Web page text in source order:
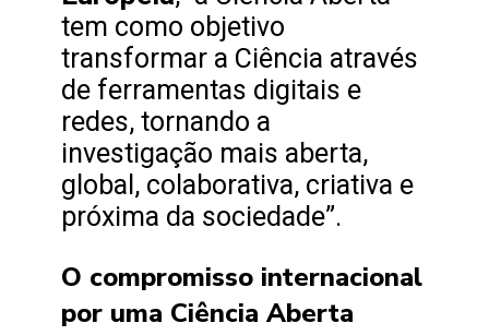
tem como objetivo
transformar a Ciência através
de ferramentas digitais e
redes, tornando a
investigação mais aberta,
global, colaborativa, criativa e
próxima da sociedade”.
O compromisso internacional
por uma Ciência Aberta